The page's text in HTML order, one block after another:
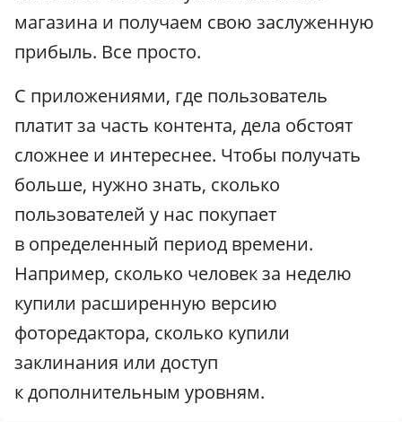
магазина и получаем свою заслуженную
прибыль. Все просто.
С приложениями, где пользователь
платит за часть контента, дела обстоят
сложнее и интереснее. Чтобы получать
больше, нужно знать, сколько
пользователей у нас покупает
в определенный период времени.
Например, сколько человек за неделю
купили расширенную версию
фоторедактора, сколько купили
заклинания или доступ
к дополнительным уровням.